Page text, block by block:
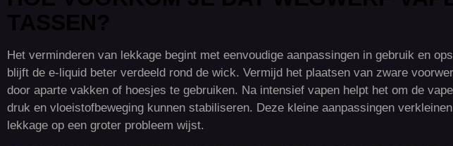
Het verminderen van lekkage begint met eenvoudige aanpassingen in gebruik en
blijft de e-liquid beter verdeeld rond de wick. Vermijd het plaatsen van zware
door aparte vakken of hoesjes te gebruiken. Na intensief vapen helpt het om de
druk en vloeistofbeweging kunnen stabiliseren. Deze kleine aanpassingen
lekkage op een groter probleem wijst.